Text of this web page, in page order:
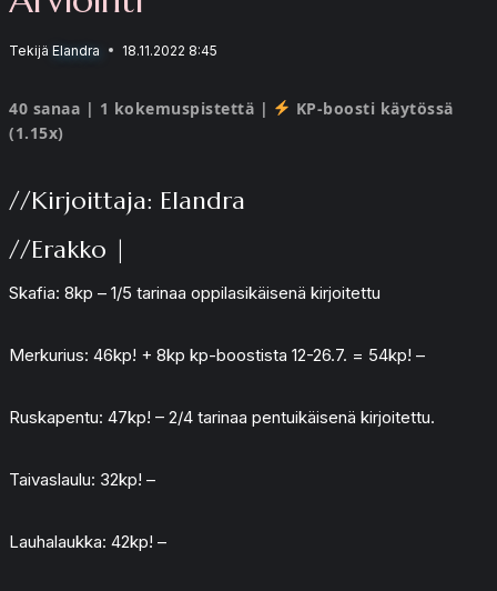
Tekijä Elandra 18.11.2022 8:45
40 sanaa | 1 kokemuspistettä |
KP-boosti käytössä
(1.15x)
//Kirjoittaja: Elandra
//Erakko |
Skafia: 8kp – 1/5 tarinaa oppilasikäisenä kirjoitettu
Merkurius: 46kp! + 8kp kp-boostista 12-26.7. = 54kp! –
Ruskapentu: 47kp! – 2/4 tarinaa pentuikäisenä kirjoitettu.
Taivaslaulu: 32kp! –
Lauhalaukka: 42kp! –